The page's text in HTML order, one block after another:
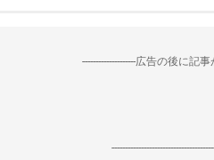
--------------------広告の後に記事